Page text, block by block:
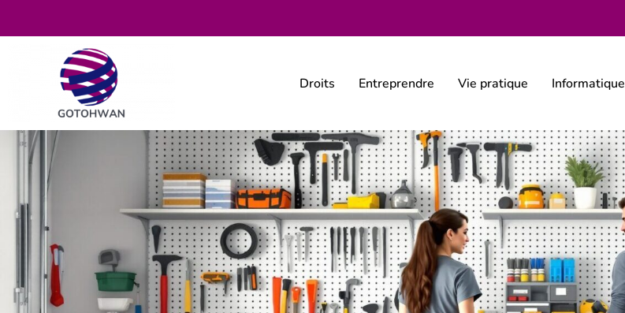
Droits Entreprendre Vie pratique Informatique